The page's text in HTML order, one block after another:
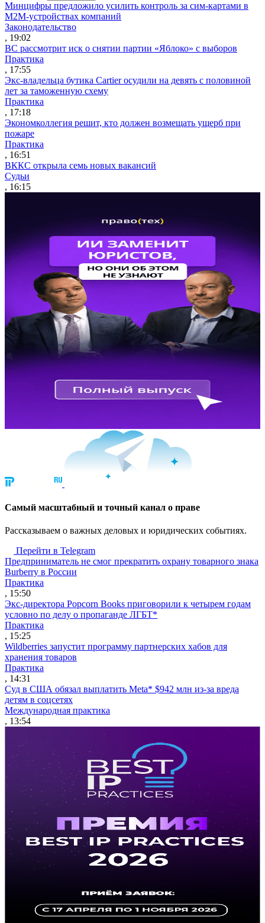
Минцифры предложило усилить контроль за сим-картами в
M2M-устройствах компаний
Законодательство
, 19:02
ВС рассмотрит иск о снятии партии «Яблоко» с выборов
Практика
, 17:55
Экс-владельца бутика Cartier осудили на девять с половиной
лет за таможенную схему
Практика
, 17:18
Экономколлегия решит, кто должен возмещать ущерб при
пожаре
Практика
, 16:51
ВККС открыла семь новых вакансий
Судьи
, 16:15
Cамый масштабный и точный канал о праве
Рассказываем о важных деловых и юридических событиях.
Перейти в Telegram
Предприниматель не смог прекратить охрану товарного знака
Burberry в России
Практика
, 15:50
Экс-директора Popcorn Books приговорили к четырем годам
условно по делу о пропаганде ЛГБТ*
Практика
, 15:25
Wildberries запустит программу партнерских хабов для
хранения товаров
Практика
, 14:31
Суд в США обязал выплатить Meta* $942 млн из-за вреда
детям в соцсетях
Международная практика
, 13:54